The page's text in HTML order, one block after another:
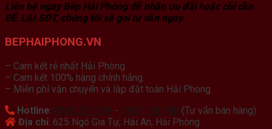
Liên hệ ngay Bếp Hải Phòng để nhận ưu đãi hoặc chỉ cần
ĐỂ LẠI SĐT, chúng tôi sẽ gọi tư vấn ngay
BEPHAIPHONG.VN
– Cam kết rẻ nhất Hải Phòng.
– Cam kết 100% hàng chính hãng.
– Miễn phí vận chuyển và lắp đặt toàn Hải Phòng.
Hotline: 0868.717.389 - 0987.148.788 (Tư vấn bán hàng)
Địa chỉ: 625 Ngô Gia Tự, Hải An, Hải Phòng